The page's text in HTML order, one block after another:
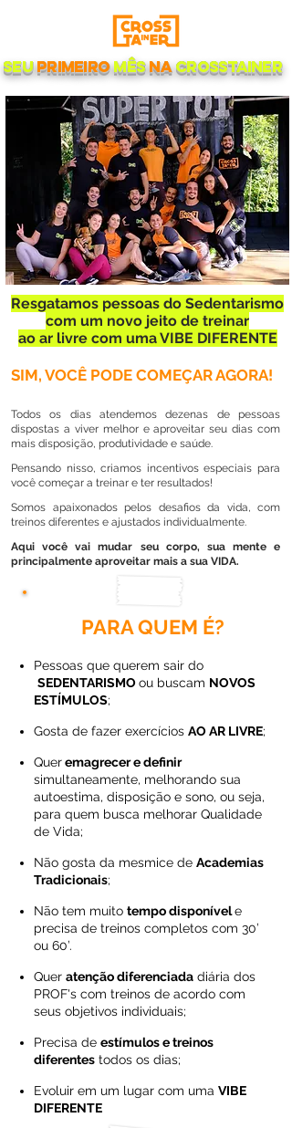
seuprimeiromêsnacrosstainer
Resgatamos pessoas do Sedentarismo
com um novo jeito de treinar
ao ar livre com uma VIBE DIFERENTE
SIM, VOCÊ PODE COMEÇAR AGORA!
Todos os dias atendemos dezenas de pessoas
dispostas a viver melhor e aproveitar seu dias com
mais disposição, produtividade e saúde.
Pensando nisso, criamos incentivos especiais para
você começar a treinar e ter resultados!
Somos apaixonados pelos desafios da vida, com
treinos diferentes e ajustados individualmente.
Aqui você vai mudar seu corpo, sua mente e
principalmente aproveitar mais a sua VIDA.
PARA QUEM É?
Pessoas que querem sair do
SEDENTARISMOou buscam NOVOS
ESTÍMULOS;
Gosta de fazer exercícios AO AR LIVRE;
Queremagrecer e definir
simultaneamente, melhorando sua
autoestima, disposição e sono, ou seja,
para quem busca melhorar Qualidade
de Vida;
Não gosta da mesmice de Academias
Tradicionais;
Não tem muito tempo disponívele
precisa de treinos completos com 30’
ou 60’.
Quer atenção diferenciada diária dos
PROF's com treinos de acordo com
seus objetivos individuais;
Precisa de estímulos e treinos
diferentes todos os dias;
Evoluir em um lugar com uma VIBE
DIFERENTE